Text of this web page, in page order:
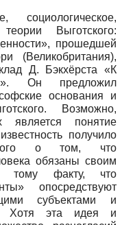
Выготского:
прошедшей
(Великобритания),
Д. Бэкхёрста «К
Он предложил
основания и
Возможно,
понятие
получило
о том, что
обязаны своим
тому факту, что
опосредствуют
субъектами и
Хотя эта идея и